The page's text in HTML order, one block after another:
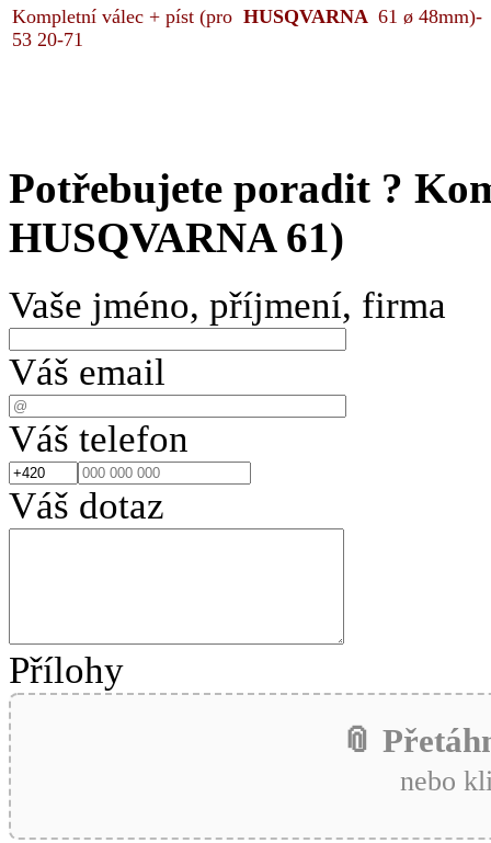
Kompletní válec + píst (pro HUSQVARNA 61 ø 48mm)-
53 20-71
Potřebujete poradit ?
HUSQVARNA 61)
Vaše jméno, příjmení, firma
Váš email
Váš telefon
Váš dotaz
Přílohy
📎
nebo